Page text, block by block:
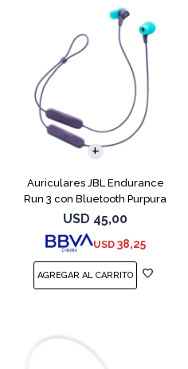
Auriculares JBL Endurance
Run 3 con Bluetooth Purpura
USD 45,00
USD 38,25